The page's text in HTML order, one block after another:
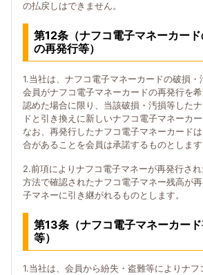
の払戻しはできません。
第12条（ナフコ電子マネーカー
の再発行等）
1.当社は、ナフコ電子マネーカードの破損・
会員がナフコ電子マネーカードの再発行を
認めた場合に限り、当該破損・汚損等した
ドと引き換えに新しいナフコ電子マネーカー
なお、再発行したナフコ電子マネーカード
合があることを会員は承諾するものとします
2.前項によりナフコ電子マネーが再発行さ
方法で確認されたナフコ電子マネー残高が
子マネーに引き継がれるものとします。
第13条（ナフコ電子マネーカー
等）
1.当社は、会員から紛失・盗難等によりナフ